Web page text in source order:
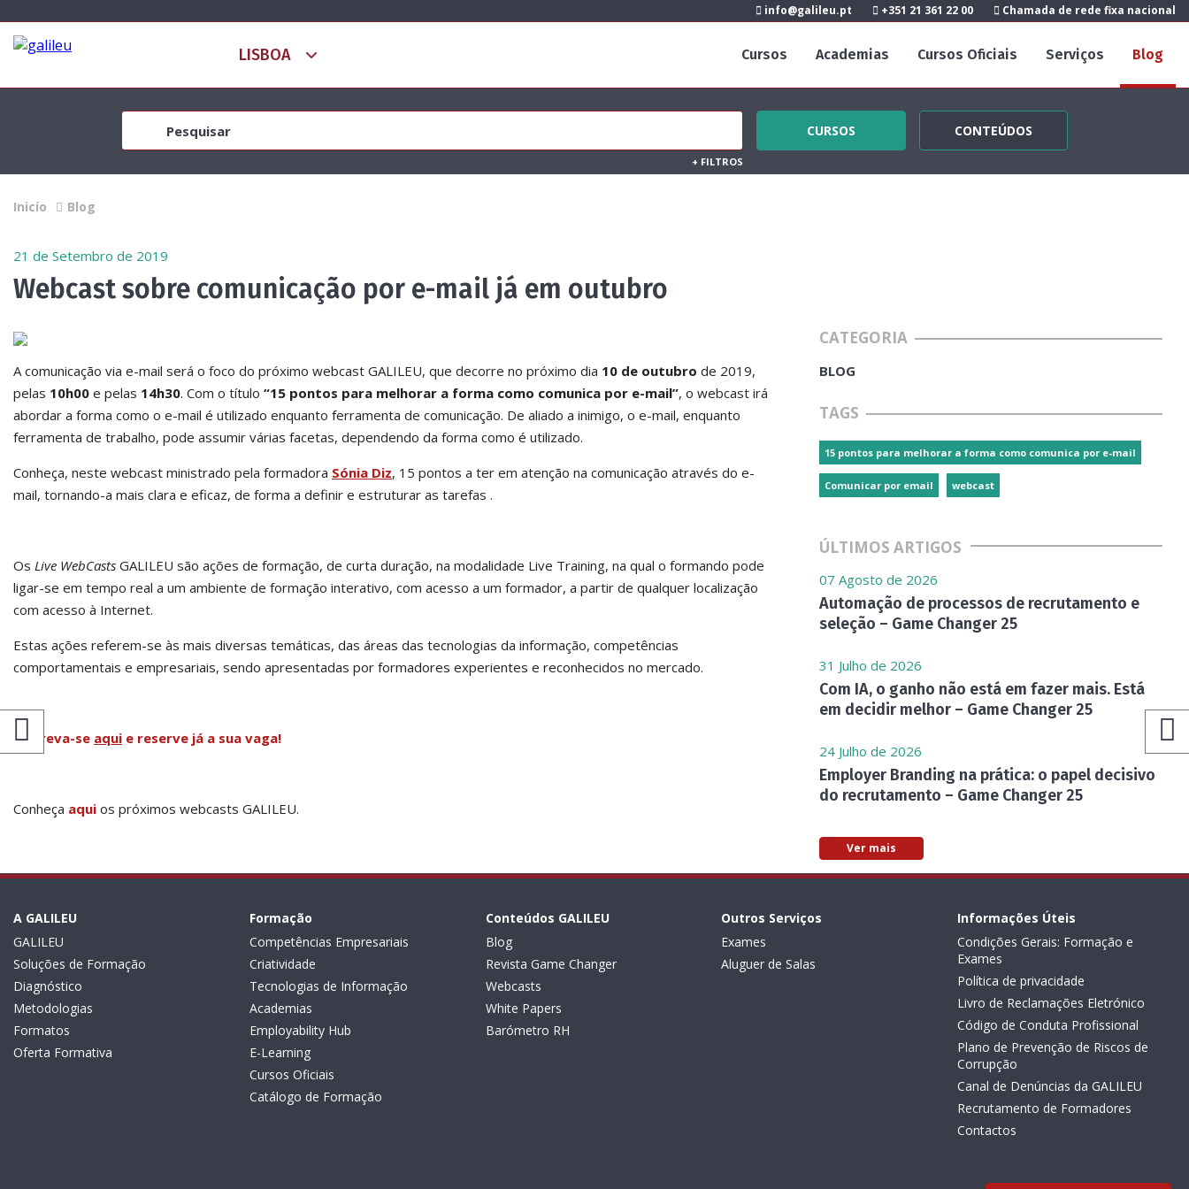
info@galileu.pt +351 21 361 22 00 Chamada de rede fixa nacional
Cursos Academias Cursos Oficiais Serviços Blog
CURSOS CONTEÚDOS
+ FILTROS
Inicío Blog
21 de Setembro de 2019
Webcast sobre comunicação por e-mail já em outubro
A comunicação via e-mail será o foco do próximo webcast GALILEU, que decorre no próximo dia 10 de outubro de 2019,
pelas 10h00 e pelas 14h30. Com o título “15 pontos para melhorar a forma como comunica por e-mail”, o webcast irá
abordar a forma como o e-mail é utilizado enquanto ferramenta de comunicação. De aliado a inimigo, o e-mail, enquanto
ferramenta de trabalho, pode assumir várias facetas, dependendo da forma como é utilizado.
Conheça, neste webcast ministrado pela formadora Sónia Diz, 15 pontos a ter em atenção na comunicação através do e-
mail, tornando-a mais clara e eficaz, de forma a definir e estruturar as tarefas .
Os Live WebCasts GALILEU são ações de formação, de curta duração, na modalidade Live Training, na qual o formando pode
ligar-se em tempo real a um ambiente de formação interativo, com acesso a um formador, a partir de qualquer localização
com acesso à Internet.
Estas ações referem-se às mais diversas temáticas, das áreas das tecnologias da informação, competências
comportamentais e empresariais, sendo apresentadas por formadores experientes e reconhecidos no mercado.
Inscreva-se aqui e reserve já a sua vaga!
Conheça aqui os próximos webcasts GALILEU.
CATEGORIA
BLOG
TAGS
15 pontos para melhorar a forma como comunica por e-mail
Comunicar por email webcast
ÚLTIMOS ARTIGOS
07 Agosto de 2026
Automação de processos de recrutamento e
seleção – Game Changer 25
31 Julho de 2026
Com IA, o ganho não está em fazer mais. Está
em decidir melhor – Game Changer 25
24 Julho de 2026
Employer Branding na prática: o papel decisivo
do recrutamento – Game Changer 25
Ver mais
A GALILEU
GALILEU
Soluções de Formação
Diagnóstico
Metodologias
Formatos
Oferta Formativa
Formação
Competências Empresariais
Criatividade
Tecnologias de Informação
Academias
Employability Hub
E-Learning
Cursos Oficiais
Catálogo de Formação
Conteúdos GALILEU
Blog
Revista Game Changer
Webcasts
White Papers
Barómetro RH
Outros Serviços
Exames
Aluguer de Salas
Informações Úteis
Condições Gerais: Formação e
Exames
Política de privacidade
Livro de Reclamações Eletrónico
Código de Conduta Profissional
Plano de Prevenção de Riscos de
Corrupção
Canal de Denúncias da GALILEU
Recrutamento de Formadores
Contactos